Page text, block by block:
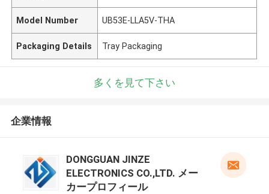
Model Number UB53E-LLA5V-THA
Packaging Details Tray Packaging
多くを見て下さい
企業情報
DONGGUAN JINZE
ELECTRONICS CO.,LTD. メー
カープロフィール